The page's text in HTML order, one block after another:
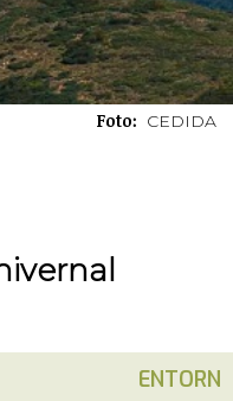
Foto: CEDIDA
ENTORN